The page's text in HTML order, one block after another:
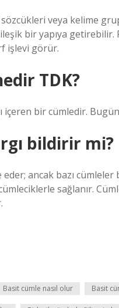
veya kelime
bir yapıya
işlevi görür.
TDK?
içeren bir cümledir.
bildirir mi?
ancak bazı
sağlanır.
Basit cümle nasıl olur Basit